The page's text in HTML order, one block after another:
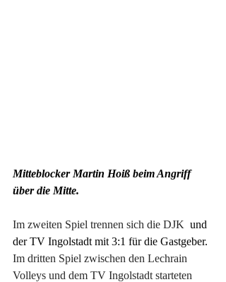
Mitteblocker Martin Hoiß beim Angriff
über die Mitte.
Im zweiten Spiel trennen sich die DJK und
der TV Ingolstadt mit 3:1 für die Gastgeber.
Im dritten Spiel zwischen den Lechrain
Volleys und dem TV Ingolstadt starteten